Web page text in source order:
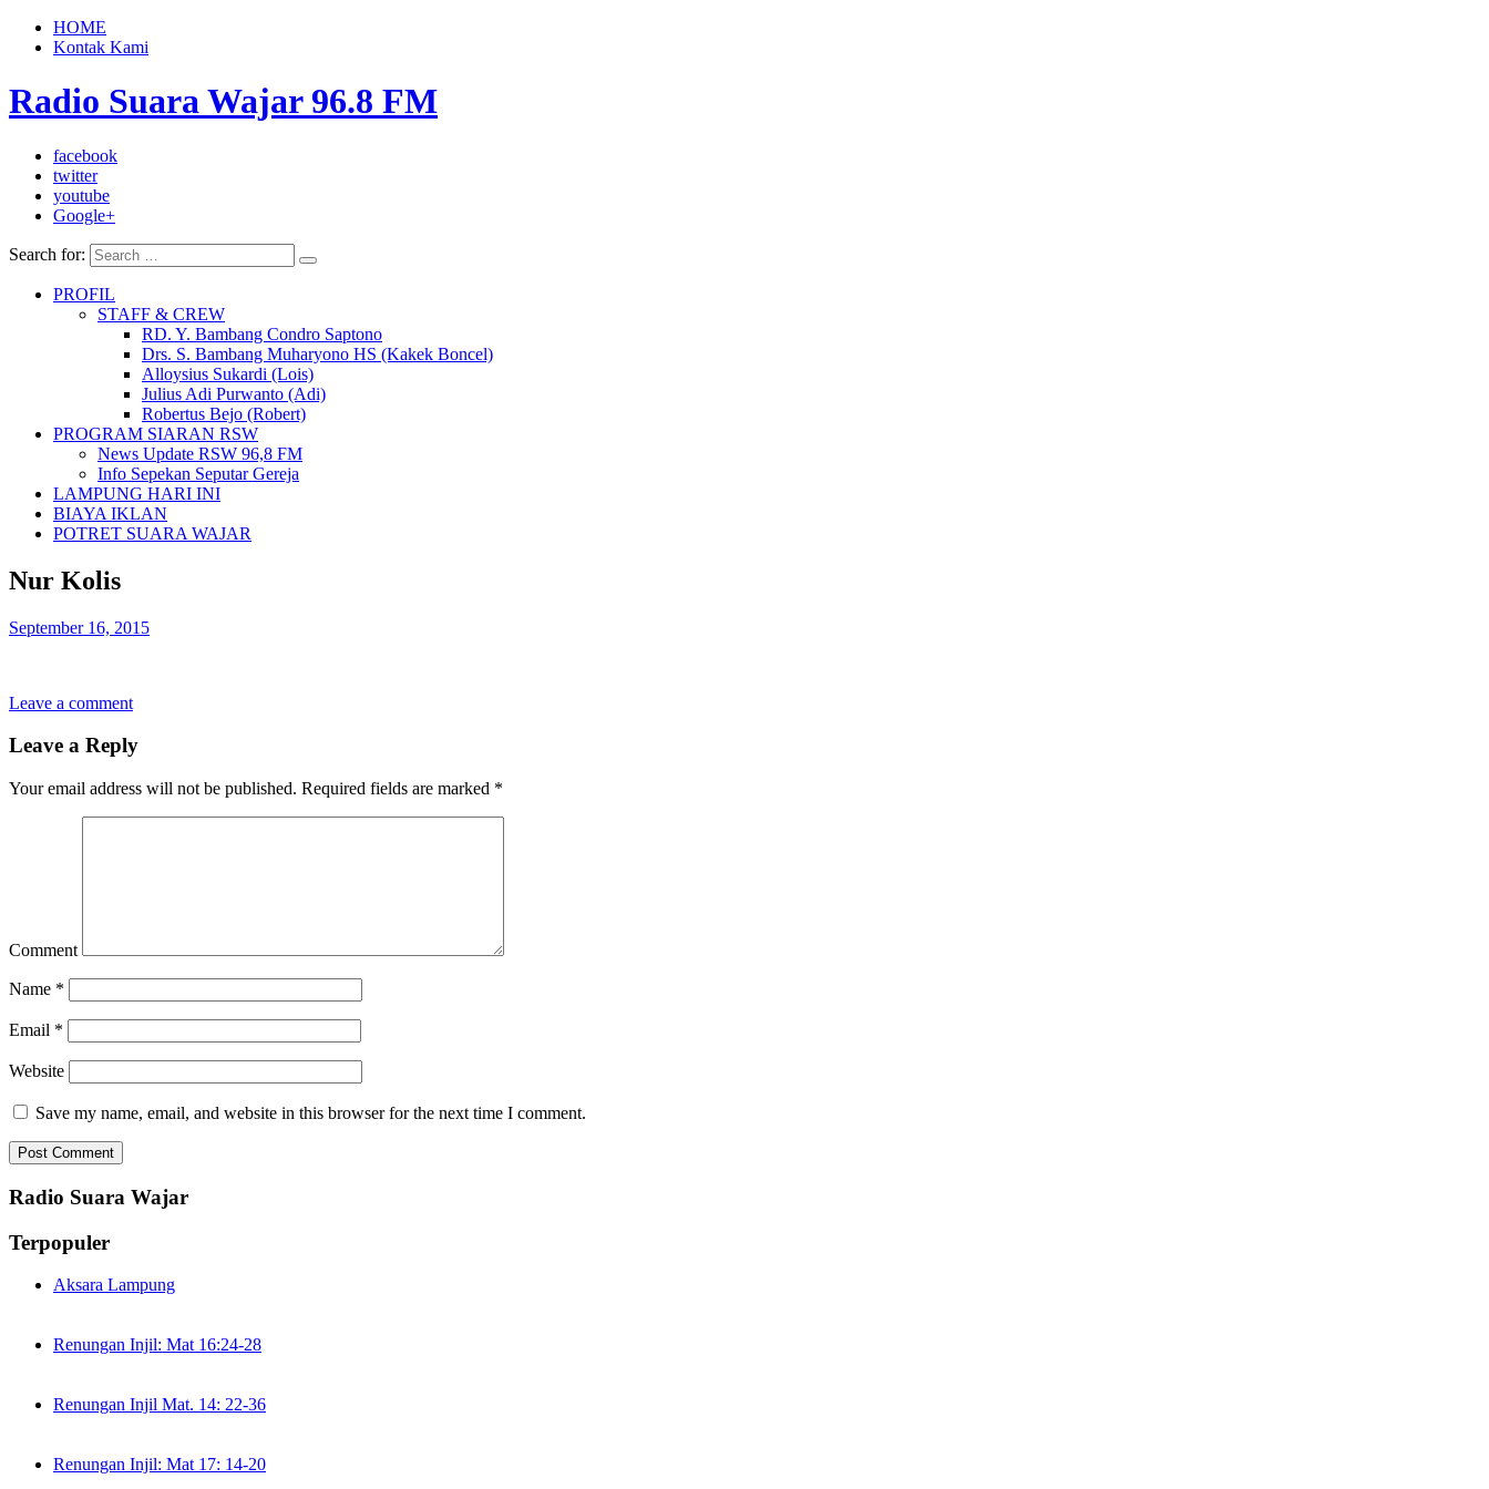
HOME
Kontak Kami
Radio Suara Wajar 96.8 FM
facebook
twitter
youtube
Google+
Search for:
PROFIL
STAFF & CREW
RD. Y. Bambang Condro Saptono
Drs. S. Bambang Muharyono HS (Kakek Boncel)
Alloysius Sukardi (Lois)
Julius Adi Purwanto (Adi)
Robertus Bejo (Robert)
PROGRAM SIARAN RSW
News Update RSW 96,8 FM
Info Sepekan Seputar Gereja
LAMPUNG HARI INI
BIAYA IKLAN
POTRET SUARA WAJAR
Nur Kolis
September 16, 2015
Leave a comment
Leave a Reply
Your email address will not be published. Required fields are marked *
Comment
Name *
Email *
Website
Save my name, email, and website in this browser for the next time I comment.
Radio Suara Wajar
Terpopuler
Aksara Lampung
Renungan Injil: Mat 16:24-28
Renungan Injil Mat. 14: 22-36
Renungan Injil: Mat 17: 14-20